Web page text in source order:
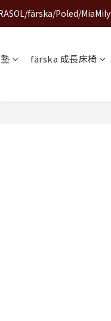
特展｜套票熱賣中
färska/Poled/MiaMily
färska 成長床椅